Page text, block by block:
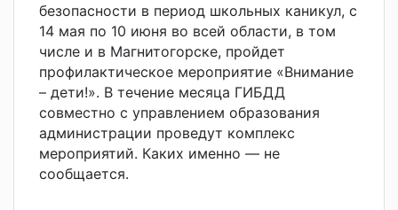
безопасности в период школьных каникул, с
14 мая по 10 июня во всей области, в том
числе и в Магнитогорске, пройдет
профилактическое мероприятие «Внимание
– дети!». В течение месяца ГИБДД
совместно с управлением образования
администрации проведут комплекс
мероприятий. Каких именно — не
сообщается.